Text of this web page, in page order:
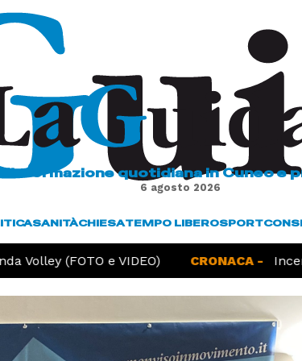
L'informazione quotidiana in Cuneo e
6 agosto 2026
SANITÀCHIESATEMPO LIBEROSPORT
(FOTO e VIDEO) CRONACA -